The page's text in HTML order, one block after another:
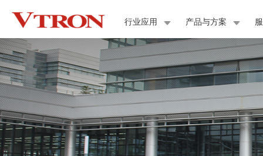
行业应用 产品与方案